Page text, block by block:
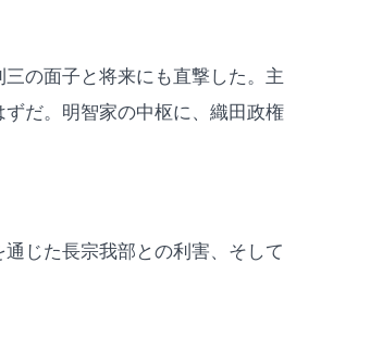
の面子と将来にも直撃した。主
だ。明智家の中枢に、織田政権
じた長宗我部との利害、そして